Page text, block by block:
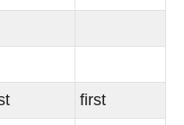
first